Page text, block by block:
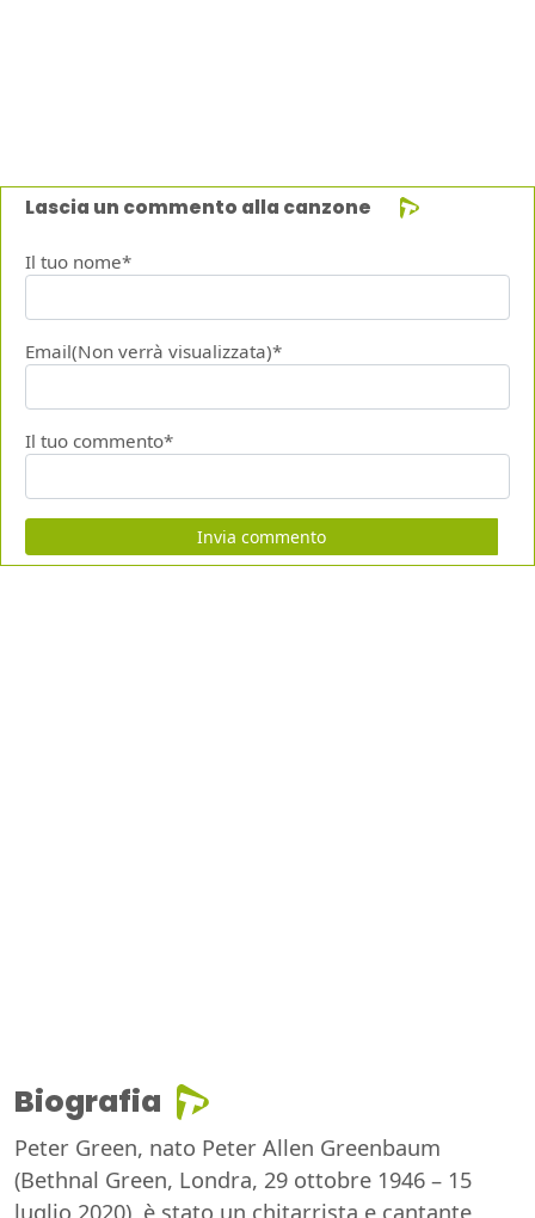
Lascia un commento alla canzone
Il tuo nome*
Email(Non verrà visualizzata)*
Il tuo commento*
Invia commento
Biografia
Peter Green, nato Peter Allen Greenbaum
(Bethnal Green, Londra, 29 ottobre 1946 – 15
luglio 2020), è stato un chitarrista e cantante